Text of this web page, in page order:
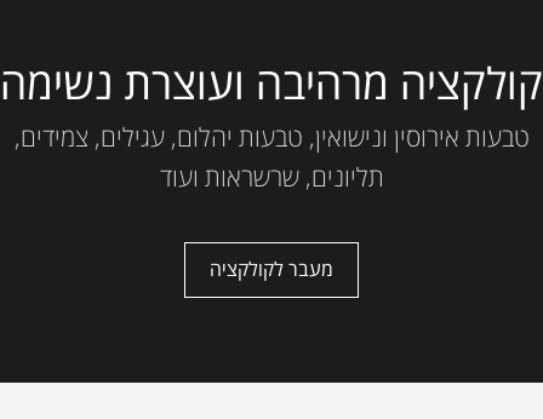
קולקציה מרהיבה ועוצרת נשימה
טבעות אירוסין ונישואין, טבעות יהלום, עגילים, צמידים,
תליונים, שרשראות ועוד
מעבר לקולקציה